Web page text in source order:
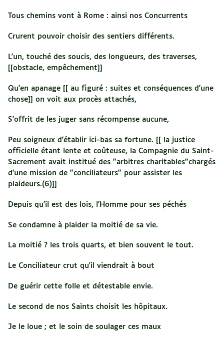
Tous chemins vont à Rome : ainsi nos Concurrents
Crurent pouvoir choisir des sentiers différents.
L'un, touché des soucis, des longueurs, des traverses,
[[obstacle, empêchement]]
Qu'en apanage [[ au figuré : suites et conséquences d'une
chose]] on voit aux procès attachés,
S'offrit de les juger sans récompense aucune,
Peu soigneux d'établir ici-bas sa fortune. [[ la justice
officielle étant lente et coûteuse, la Compagnie du Saint-
Sacrement avait institué des "arbitres charitables"chargés
d'une mission de "conciliateurs" pour assister les
plaideurs.(6)]]
Depuis qu'il est des lois, l'Homme pour ses péchés
Se condamne à plaider la moitié de sa vie.
La moitié ? les trois quarts, et bien souvent le tout.
Le Conciliateur crut qu'il viendrait à bout
De guérir cette folle et détestable envie.
Le second de nos Saints choisit les hôpitaux.
Je le loue ; et le soin de soulager ces maux